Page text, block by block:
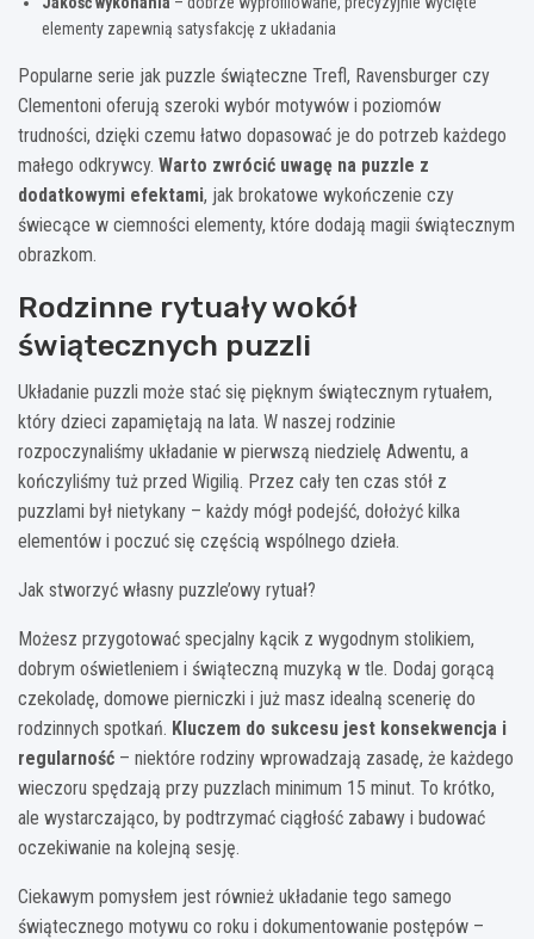
elementy zapewnią satysfakcję z układania
Popularne serie jak puzzle świąteczne Trefl, Ravensburger czy
Clementoni oferują szeroki wybór motywów i poziomów
trudności, dzięki czemu łatwo dopasować je do potrzeb każdego
małego odkrywcy. Warto zwrócić uwagę na puzzle z
dodatkowymi efektami, jak brokatowe wykończenie czy
świecące w ciemności elementy, które dodają magii świątecznym
obrazkom.
Rodzinne rytuały wokół
świątecznych puzzli
Układanie puzzli może stać się pięknym świątecznym rytuałem,
który dzieci zapamiętają na lata. W naszej rodzinie
rozpoczynaliśmy układanie w pierwszą niedzielę Adwentu, a
kończyliśmy tuż przed Wigilią. Przez cały ten czas stół z
puzzlami był nietykany – każdy mógł podejść, dołożyć kilka
elementów i poczuć się częścią wspólnego dzieła.
Jak stworzyć własny puzzle’owy rytuał?
Możesz przygotować specjalny kącik z wygodnym stolikiem,
dobrym oświetleniem i świąteczną muzyką w tle. Dodaj gorącą
czekoladę, domowe pierniczki i już masz idealną scenerię do
rodzinnych spotkań. Kluczem do sukcesu jest konsekwencja i
regularność – niektóre rodziny wprowadzają zasadę, że każdego
wieczoru spędzają przy puzzlach minimum 15 minut. To krótko,
ale wystarczająco, by podtrzymać ciągłość zabawy i budować
oczekiwanie na kolejną sesję.
Ciekawym pomysłem jest również układanie tego samego
świątecznego motywu co roku i dokumentowanie postępów –